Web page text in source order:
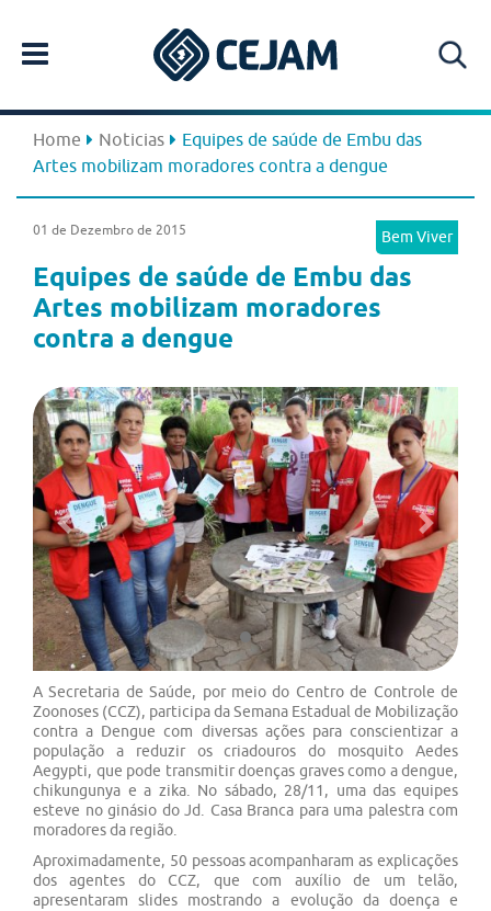
Home Noticias
Equipes de saúde de Embu das
Artes mobilizam moradores contra a dengue
Bem Viver
01 de Dezembro de 2015
Equipes de saúde de Embu das
Artes mobilizam moradores
contra a dengue
Previous Next
A Secretaria de Saúde, por meio do Centro de Controle de
Zoonoses (CCZ), participa da Semana Estadual de Mobilização
contra a Dengue com diversas ações para conscientizar a
população a reduzir os criadouros do mosquito Aedes
Aegypti, que pode transmitir doenças graves como a dengue,
chikungunya e a zika. No sábado, 28/11, uma das equipes
esteve no ginásio do Jd. Casa Branca para uma palestra com
moradores da região.
Aproximadamente, 50 pessoas acompanharam as explicações
dos agentes do CCZ, que com auxílio de um telão,
apresentaram slides mostrando a evolução da doença e